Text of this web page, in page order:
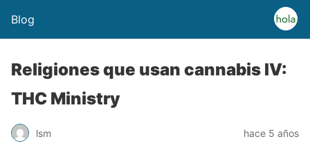
Blog
Religiones que usan cannabis IV:
THC Ministry
lsm hace 5 años